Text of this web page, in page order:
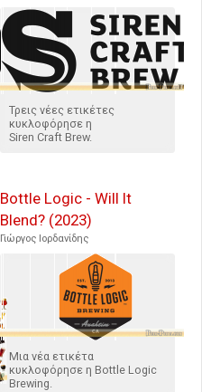
Τρεις νέες ετικέτες
κυκλοφόρησε η
Siren Craft Brew.
Bottle Logic - Will It
Blend? (2023)
Γιώργος Ιορδανίδης
Μια νέα ετικέτα
κυκλοφόρησε η Bottle Logic
Brewing.